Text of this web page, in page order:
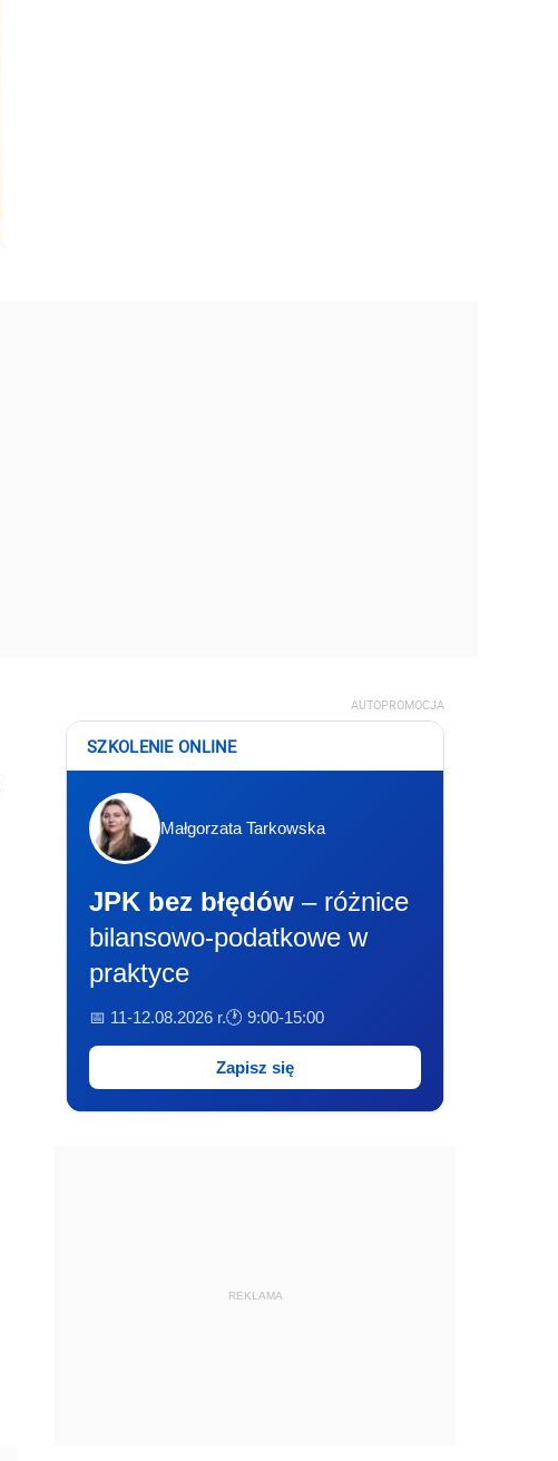
AUTOPROMOCJA
SZKOLENIE ONLINE
Małgorzata Tarkowska
JPK bez błędów – różnice
bilansowo-podatkowe w
praktyce
📅 11-12.08.2026 r.🕐 9:00-15:00
Zapisz się
REKLAMA